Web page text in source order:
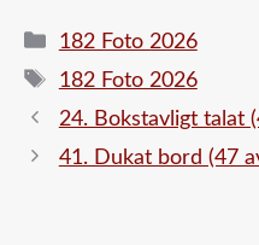
Kategorier
182 Foto 2026
Etiketter
182 Foto 2026
24. Bokstavligt talat
41. Dukat bord (47